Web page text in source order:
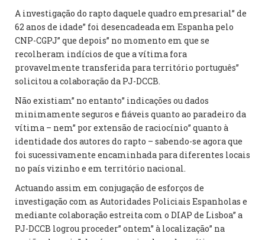
A investigação do rapto daquele quadro empresarial” de
62 anos de idade” foi desencadeada em Espanha pelo
CNP-CGPJ” que depois” no momento em que se
recolheram indícios de que a vítima fora
provavelmente transferida para território português”
solicitou a colaboração da PJ-DCCB.
Não existiam” no entanto” indicações ou dados
minimamente seguros e fiáveis quanto ao paradeiro da
vítima – nem” por extensão de raciocínio” quanto à
identidade dos autores do rapto – sabendo-se agora que
foi sucessivamente encaminhada para diferentes locais
no país vizinho e em território nacional.
Actuando assim em conjugação de esforços de
investigação com as Autoridades Policiais Espanholas e
mediante colaboração estreita com o DIAP de Lisboa” a
PJ-DCCB logrou proceder” ontem” à localização” na